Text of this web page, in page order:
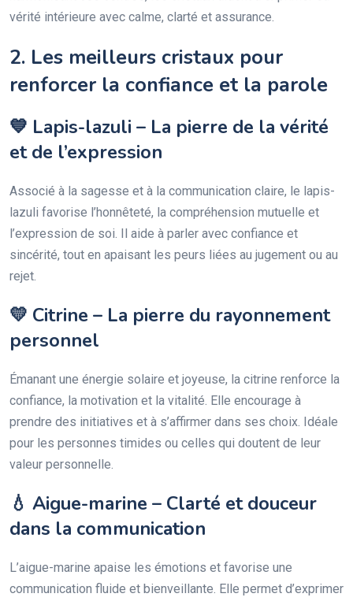
vérité intérieure avec calme, clarté et assurance.
2. Les meilleurs cristaux pour
renforcer la confiance et la parole
💙 Lapis-lazuli – La pierre de la vérité
et de l’expression
Associé à la sagesse et à la communication claire, le lapis-
lazuli favorise l’honnêteté, la compréhension mutuelle et
l’expression de soi. Il aide à parler avec confiance et
sincérité, tout en apaisant les peurs liées au jugement ou au
rejet.
💛 Citrine – La pierre du rayonnement
personnel
Émanant une énergie solaire et joyeuse, la citrine renforce la
confiance, la motivation et la vitalité. Elle encourage à
prendre des initiatives et à s’affirmer dans ses choix. Idéale
pour les personnes timides ou celles qui doutent de leur
valeur personnelle.
💧 Aigue-marine – Clarté et douceur
dans la communication
L’aigue-marine apaise les émotions et favorise une
communication fluide et bienveillante. Elle permet d’exprimer